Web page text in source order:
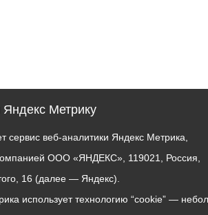
Метрику
сервис веб-аналитики Яндекс Метрика,
ООО «ЯНДЕКС», 119021, Россия,
16 (далее — Яндекс).
использует технологию “cookie” —